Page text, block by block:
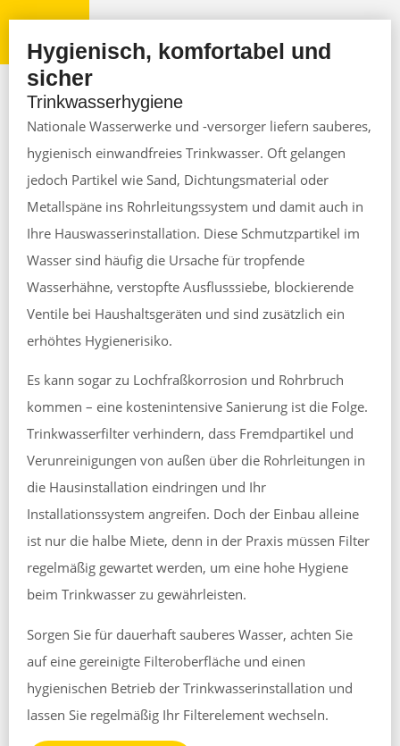
Hygienisch, komfortabel und
sicher
Trinkwasserhygiene
Nationale Wasserwerke und -versorger liefern sauberes,
hygienisch einwandfreies Trinkwasser. Oft gelangen
jedoch Partikel wie Sand, Dichtungsmaterial oder
Metallspäne ins Rohrleitungssystem und damit auch in
Ihre Hauswasserinstallation. Diese Schmutzpartikel im
Wasser sind häufig die Ursache für tropfende
Wasserhähne, verstopfte Ausflusssiebe, blockierende
Ventile bei Haushaltsgeräten und sind zusätzlich ein
erhöhtes Hygienerisiko.
Es kann sogar zu Lochfraßkorrosion und Rohrbruch
kommen – eine kostenintensive Sanierung ist die Folge.
Trinkwasserfilter verhindern, dass Fremdpartikel und
Verunreinigungen von außen über die Rohrleitungen in
die Hausinstallation eindringen und Ihr
Installationssystem angreifen. Doch der Einbau alleine
ist nur die halbe Miete, denn in der Praxis müssen Filter
regelmäßig gewartet werden, um eine hohe Hygiene
beim Trinkwasser zu gewährleisten.
Sorgen Sie für dauerhaft sauberes Wasser, achten Sie
auf eine gereinigte Filteroberfläche und einen
hygienischen Betrieb der Trinkwasserinstallation und
lassen Sie regelmäßig Ihr Filterelement wechseln.